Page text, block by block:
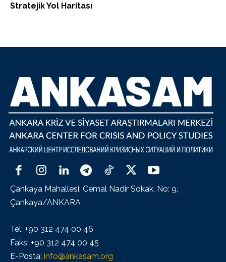
Stratejik Yol Haritası
Çankaya Mahallesi, Cemal Nadir Sokak, No: 9,
Çankaya/ANKARA
Tel: +90 312 474 00 46
Faks: +90 312 474 00 45
E-Posta: info@ankasam.org